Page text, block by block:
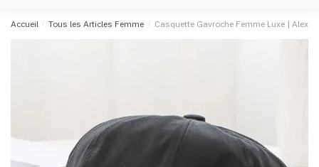
Accueil / Tous les Articles Femme / Casquette Gavroche Femme Luxe​ | Alexia